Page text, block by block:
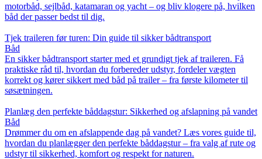
motorbåd, sejlbåd, katamaran og yacht – og bliv klogere på, hvilken
båd der passer bedst til dig.
Tjek traileren før turen: Din guide til sikker bådtransport
Båd
En sikker bådtransport starter med et grundigt tjek af traileren. Få
praktiske råd til, hvordan du forbereder udstyr, fordeler vægten
korrekt og kører sikkert med båd på trailer – fra første kilometer til
søsætningen.
Planlæg den perfekte båddagstur: Sikkerhed og afslapning på vandet
Båd
Drømmer du om en afslappende dag på vandet? Læs vores guide til,
hvordan du planlægger den perfekte båddagstur – fra valg af rute og
udstyr til sikkerhed, komfort og respekt for naturen.